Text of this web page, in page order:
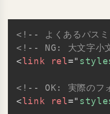
<!-- よくあるパス
<!-- NG: 大文字小
<link rel="
<!-- OK: 実際のフ
<link rel="